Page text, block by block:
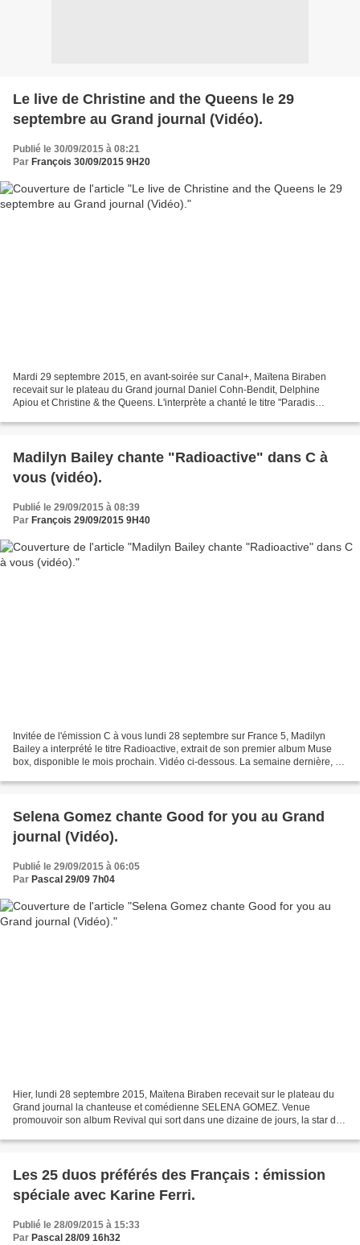
Le live de Christine and the Queens le 29
septembre au Grand journal (Vidéo).
Publié le 30/09/2015 à 08:21
Par François 30/09/2015 9H20
Mardi 29 septembre 2015, en avant-soirée sur Canal+, Maïtena Biraben
recevait sur le plateau du Grand journal Daniel Cohn-Bendit, Delphine
Apiou et Christine & the Queens. L'interprète a chanté le titre "Paradis
Madilyn Bailey chante "Radioactive" dans C à
vous (vidéo).
Publié le 29/09/2015 à 08:39
Par François 29/09/2015 9H40
Invitée de l'émission C à vous lundi 28 septembre sur France 5, Madilyn
Bailey a interprété le titre Radioactive, extrait de son premier album Muse
box, disponible le mois prochain. Vidéo ci-dessous. La semaine dernière, C
Selena Gomez chante Good for you au Grand
journal (Vidéo).
Publié le 29/09/2015 à 06:05
Par Pascal 29/09 7h04
Hier, lundi 28 septembre 2015, Maïtena Biraben recevait sur le plateau du
Grand journal la chanteuse et comédienne SELENA GOMEZ. Venue
promouvoir son album Revival qui sort dans une dizaine de jours, la star de
Les 25 duos préférés des Français : émission
spéciale avec Karine Ferri.
Publié le 28/09/2015 à 15:33
Par Pascal 28/09 16h32